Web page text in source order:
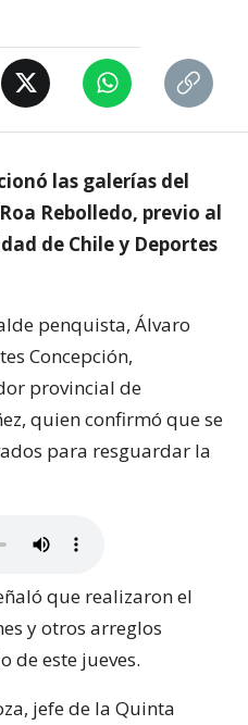
las galerías del
Rebolledo, previo al
de Chile y Deportes
penquista, Álvaro
Concepción,
provincial de
quien confirmó que se
para resguardar la
que realizaron el
y otros arreglos
de este jueves.
jefe de la Quinta